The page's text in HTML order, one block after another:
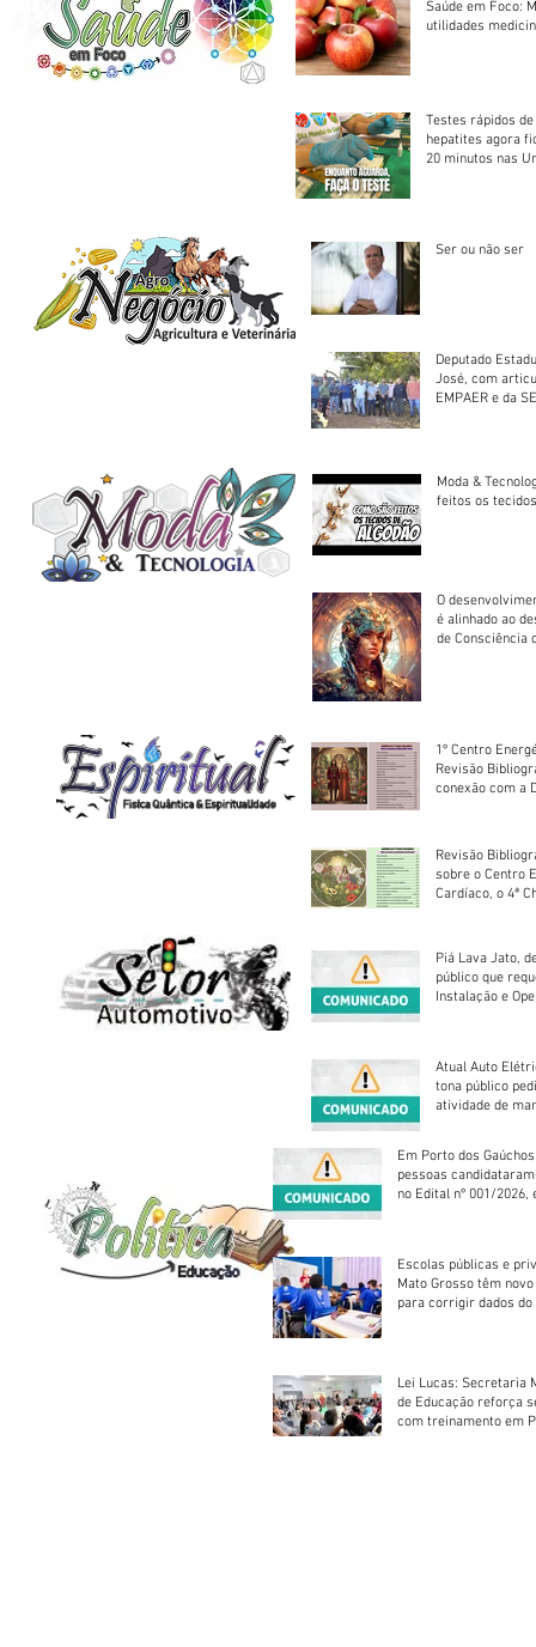
Saúde em Foco:
utilidades
Testes rápidos
hepatites agora
20 minutos nas
Ser ou não ser
Deputado
José, com
EMPAER e da
Moda &
feitos os
O
é alinhado ao
de Consciência
1º Centro
Revisão
conexão com a
Revisão
sobre o Centro
Cardíaco, o 4ª
Piá Lava Jato,
público que
Instalação e
Atual Auto
tona público
atividade de
Em Porto dos
pessoas
no Edital nº 001/2026,
Escolas públicas e
Mato Grosso têm
para corrigir dados do
Lei Lucas: Secretaria
de Educação reforça
com treinamento em